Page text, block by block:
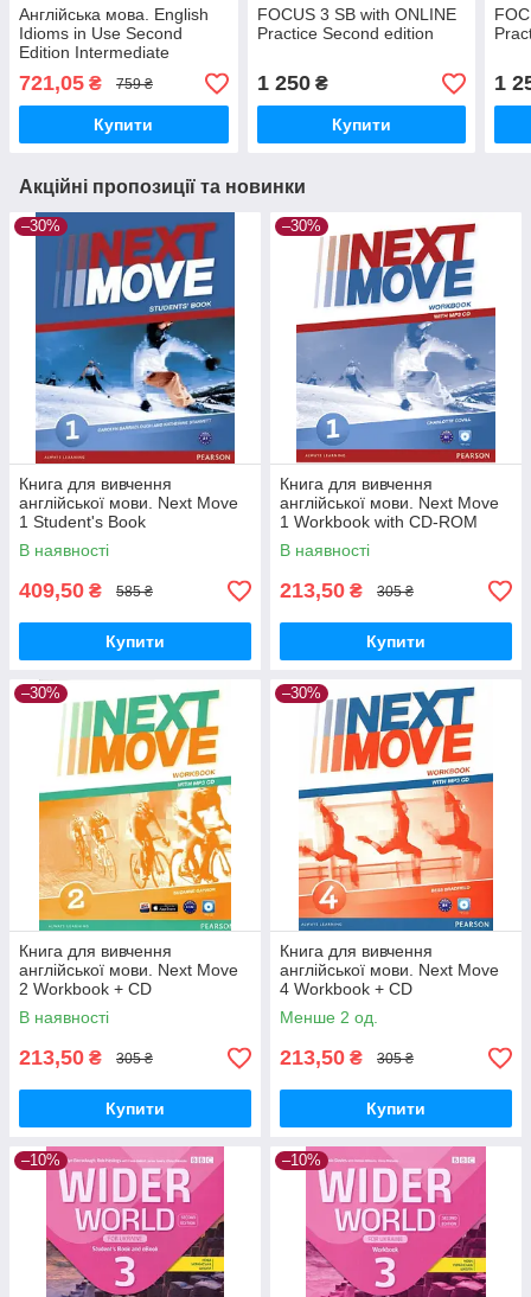
Англійська мова. English
Idioms in Use Second
Edition Intermediate
721,05 ₴ 759 ₴
Купити
FOCUS 3 SB with ONLINE
Practice Second edition
1 250₴
Купити
1
Акційні пропозиції та новинки
–30%
Книга для вивчення
англійської мови. Next Move
1 Student's Book
В наявності
409,50 ₴ 585 ₴
Купити
–30%
Книга для вивчення
англійської мови. Next Move
1 Workbook with CD-ROM
В наявності
213,50 ₴ 305 ₴
Купити
–30%
Книга для вивчення
англійської мови. Next Move
2 Workbook + CD
В наявності
213,50 ₴ 305 ₴
Купити
–30%
Книга для вивчення
англійської мови. Next Move
4 Workbook + CD
Менше 2 од.
213,50 ₴ 305 ₴
Купити
–10% –10%